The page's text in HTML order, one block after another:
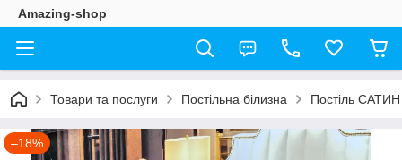
Amazing-shop
Товари та послуги Постільна білизна Постіль САТИН
–18%